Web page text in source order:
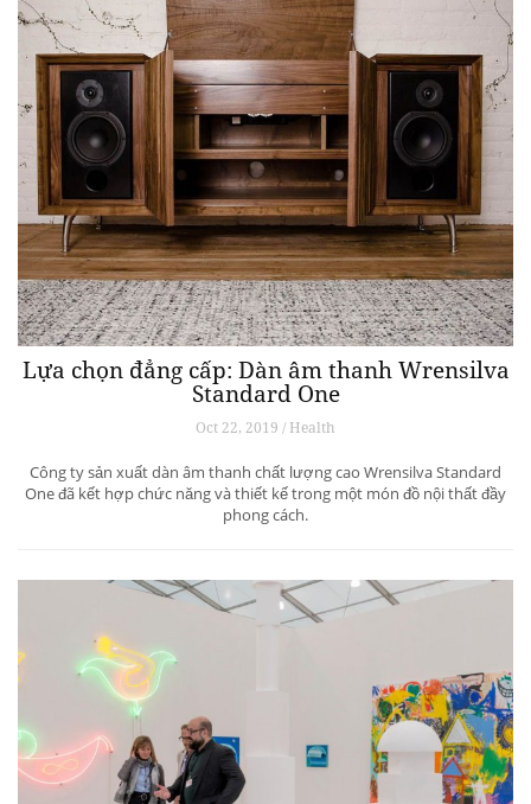
Lựa chọn đẳng cấp: Dàn âm thanh Wrensilva
Standard One
Oct 22, 2019 / Health
Công ty sản xuất dàn âm thanh chất lượng cao Wrensilva Standard
One đã kết hợp chức năng và thiết kế trong một món đồ nội thất đầy
phong cách.